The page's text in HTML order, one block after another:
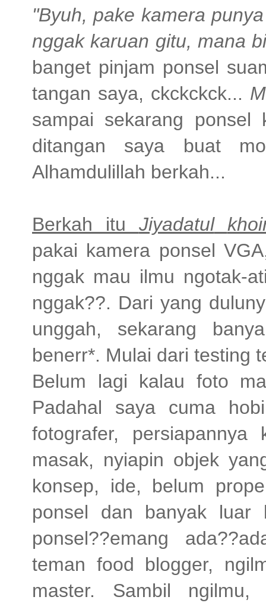
"Byuh, pake kamera
nggak karuan gitu, mana
banget pinjam ponsel
tangan saya, ckckckck...
sampai sekarang
ditangan saya buat
Alhamdulillah berkah...
Berkah itu Jiyadatul
pakai kamera ponsel
nggak mau ilmu ngotak-
nggak??. Dari yang
unggah, sekarang
benerr*. Mulai dari testing
Belum lagi kalau foto
Padahal saya cuma
fotografer,
masak, nyiapin objek
konsep, ide, belum
ponsel dan banyak luar
ponsel??emang
teman food blogger,
master. Sambil